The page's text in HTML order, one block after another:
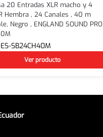
20 Entradas XLR macho y 4
Hembra , 24 Canales , 40 m
Negro , ENGLAND SOUND PRO
ES-SB24CH40M
Ver producto